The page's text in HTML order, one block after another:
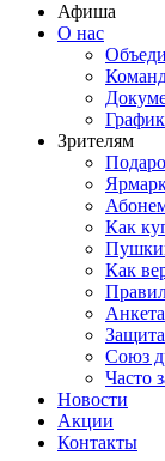
Афиша
О нас
Зрителям
Как
Как
Союз
Часто
Новости
Акции
Контакты